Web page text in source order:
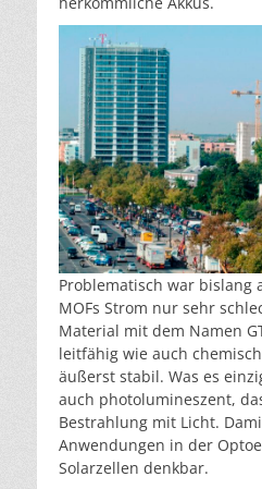
Problematisch war bislang
MOFs Strom nur sehr
Material mit dem Namen
leitfähig wie auch
äußerst stabil. Was es
auch photolumineszent,
Bestrahlung mit Licht.
Anwendungen in der
Solarzellen denkbar.